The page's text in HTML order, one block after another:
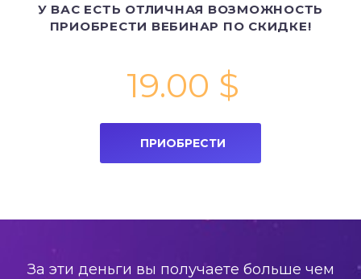
У ВАС ЕСТЬ ОТЛИЧНАЯ ВОЗМОЖНОСТЬ
ПРИОБРЕСТИ ВЕБИНАР ПО СКИДКЕ!
Стоимость
19.00 $
ПРИОБРЕСТИ
За эти деньги вы получаете больше чем